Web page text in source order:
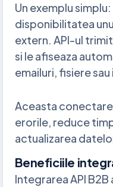
Un exemplu
disponibilitatea
extern. API-ul
si le afiseaza
emailuri, fisiere
Aceasta
erorile, reduce
actualizarea
Beneficiile
Integrarea API